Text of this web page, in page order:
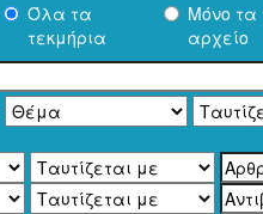
Όλα τα
τεκμήρια
Μόνο τα
αρχείο